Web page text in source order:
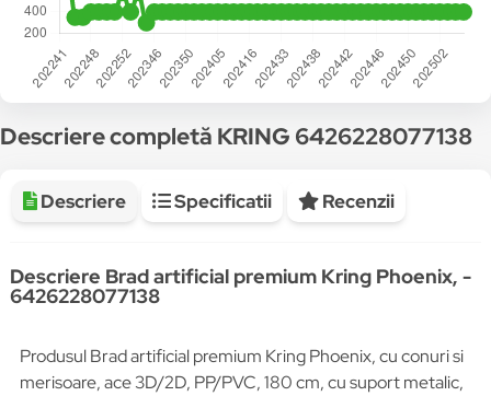
Descriere completă KRING 6426228077138
Descriere Specificatii Recenzii
Descriere Brad artificial premium Kring Phoenix, -
6426228077138
Produsul Brad artificial premium Kring Phoenix, cu conuri si
merisoare, ace 3D/2D, PP/PVC, 180 cm, cu suport metalic,